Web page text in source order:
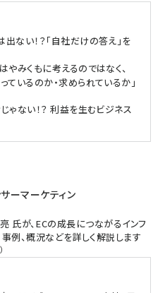
ない！？「自社だけの答え」を
みくもに考えるのではなく、
ているのか・求められているか」
ゃない！？ 利益を生むビジネス
ーマーケティン
氏が、ECの成長につながるインフ
例、概況などを詳しく解説します